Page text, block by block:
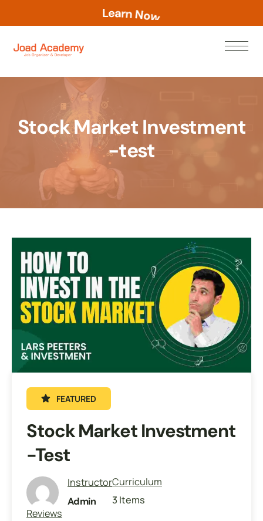
Learn Now
Stock Market Investment
-test
FEATURED
Stock Market Investment
-test
Instructor
Admin
Curriculum
3 Items
Reviews